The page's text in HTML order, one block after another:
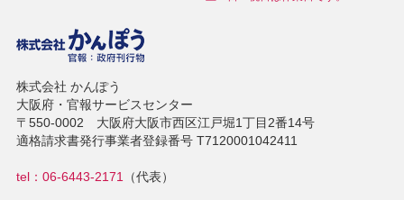
株式会社 かんぽう
大阪府・官報サービスセンター
〒550-0002 大阪府大阪市西区江戸堀1丁目2番14号
適格請求書発行事業者登録番号 T7120001042411
tel：06-6443-2171 （代表）